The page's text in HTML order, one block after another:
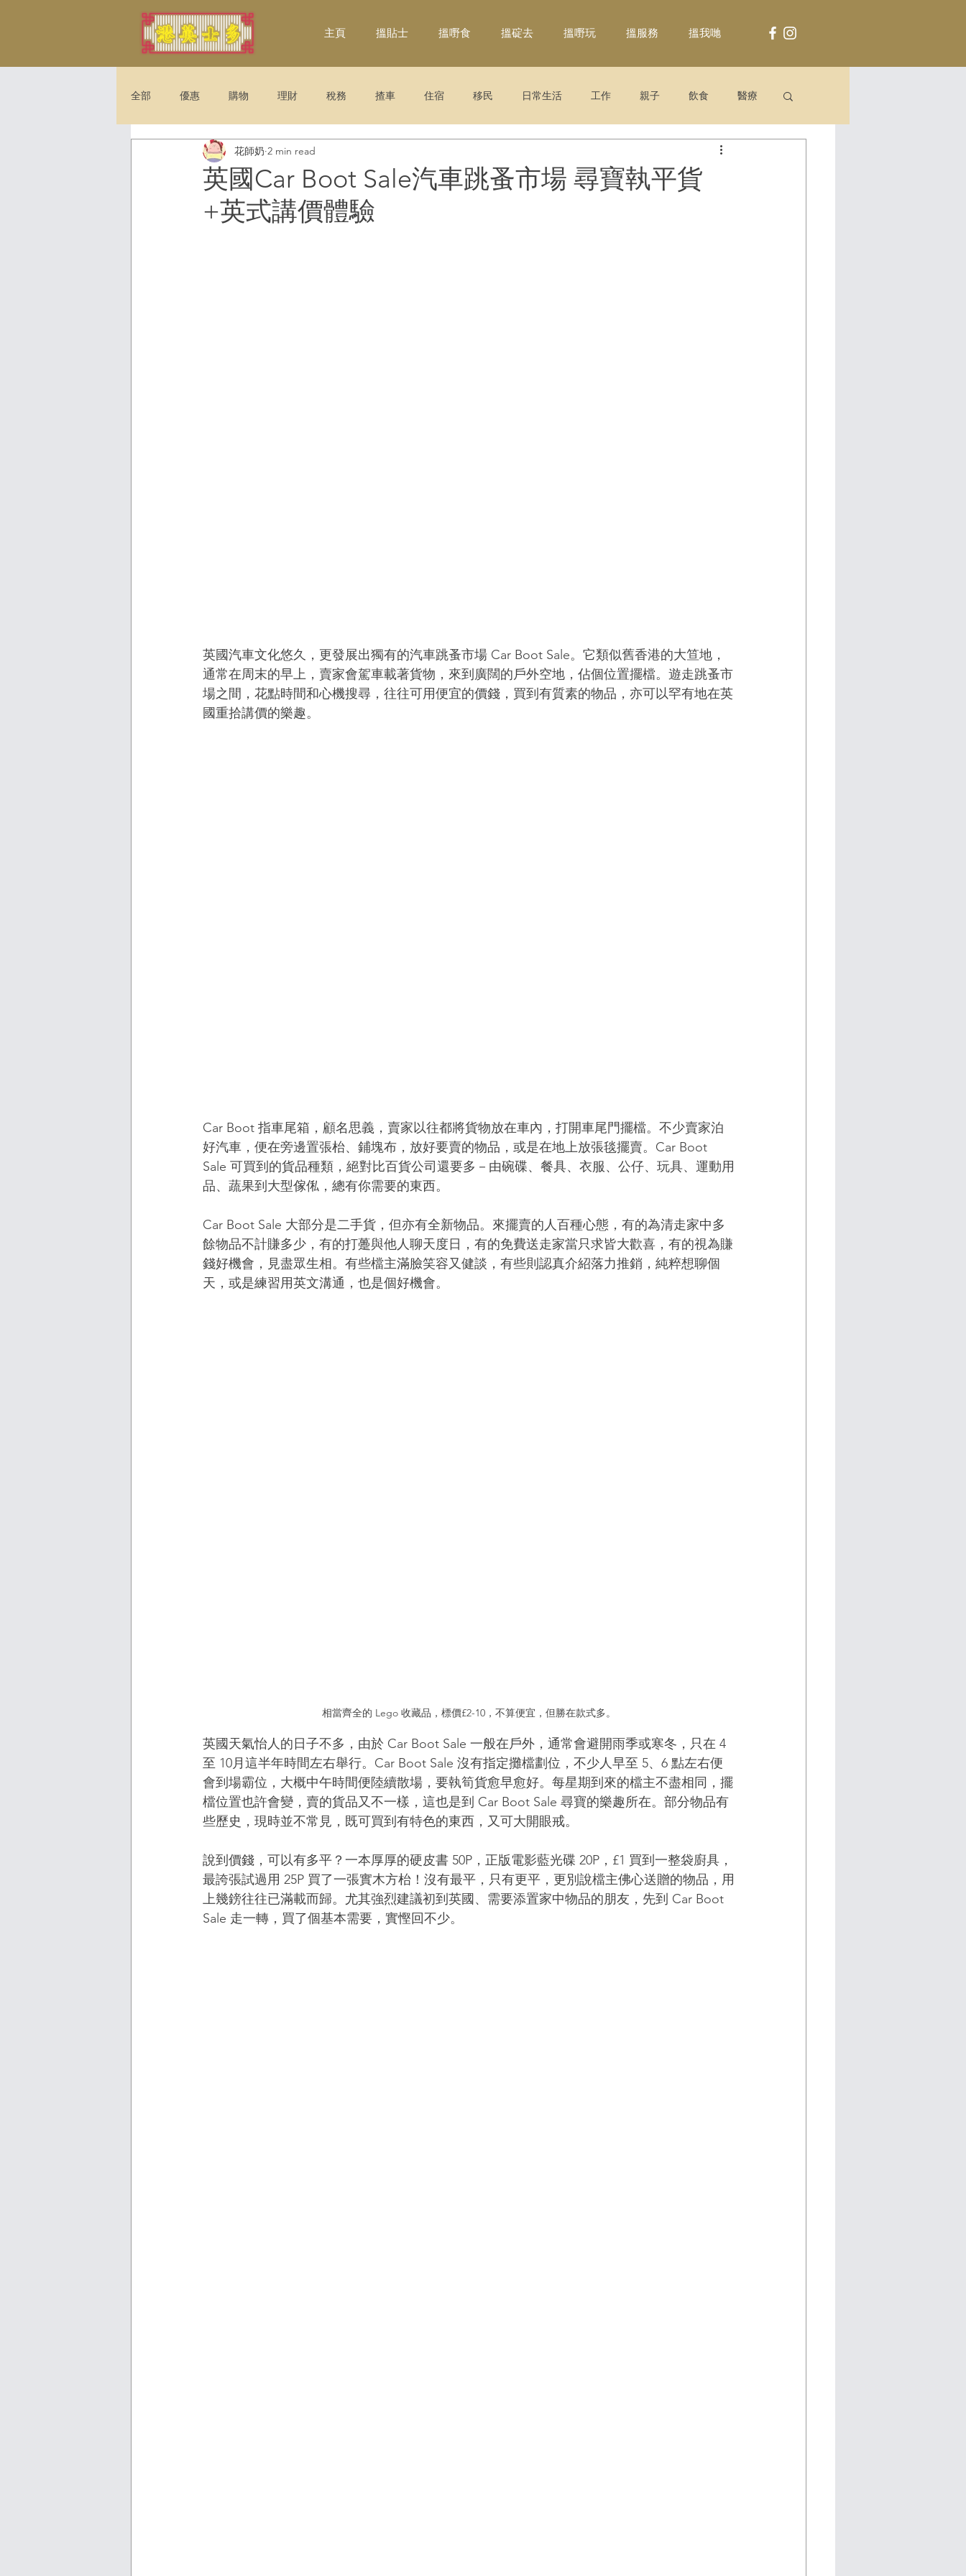
主頁 搵貼士 搵嘢食 搵碇去 搵嘢玩 搵服務 搵我哋
全部 優惠 購物 理財 稅務 揸車 住宿 移民 日常生活 工作 親子 飲食 醫療
娛樂 旅遊
英國Car Boot Sale汽車跳蚤市場 尋寶執平貨
+英式講價體驗
花師奶 2 min read
英國汽車文化悠久，更發展出獨有的汽車跳蚤市場 Car Boot Sale。它類似舊香港的大笪地，
通常在周末的早上，賣家會駕車載著貨物，來到廣闊的戶外空地，佔個位置擺檔。遊走跳蚤市
場之間，花點時間和心機搜尋，往往可用便宜的價錢，買到有質素的物品，亦可以罕有地在英
國重拾講價的樂趣。
Car Boot 指車尾箱，顧名思義，賣家以往都將貨物放在車內，打開車尾門擺檔。不少賣家泊
好汽車，便在旁邊置張枱、鋪塊布，放好要賣的物品，或是在地上放張毯擺賣。Car Boot
Sale 可買到的貨品種類，絕對比百貨公司還要多－由碗碟、餐具、衣服、公仔、玩具、運動用
品、蔬果到大型傢俬，總有你需要的東西。
Car Boot Sale 大部分是二手貨，但亦有全新物品。來擺賣的人百種心態，有的為清走家中多
餘物品不計賺多少，有的打躉與他人聊天度日，有的免費送走家當只求皆大歡喜，有的視為賺
錢好機會，見盡眾生相。有些檔主滿臉笑容又健談，有些則認真介紹落力推銷，純粹想聊個
天，或是練習用英文溝通，也是個好機會。
相當齊全的 Lego 收藏品，標價£2-10，不算便宜，但勝在款式多。
英國天氣怡人的日子不多，由於 Car Boot Sale 一般在戶外，通常會避開雨季或寒冬，只在 4
至 10月這半年時間左右舉行。Car Boot Sale 沒有指定攤檔劃位，不少人早至 5、6 點左右便
會到場霸位，大概中午時間便陸續散場，要執筍貨愈早愈好。每星期到來的檔主不盡相同，擺
檔位置也許會變，賣的貨品又不一樣，這也是到 Car Boot Sale 尋寶的樂趣所在。部分物品有
些歷史，現時並不常見，既可買到有特色的東西，又可大開眼戒。
說到價錢，可以有多平？一本厚厚的硬皮書 50P，正版電影藍光碟 20P，£1 買到一整袋廚具，
最誇張試過用 25P 買了一張實木方枱！沒有最平，只有更平，更別說檔主佛心送贈的物品，用
上幾鎊往往已滿載而歸。尤其強烈建議初到英國、需要添置家中物品的朋友，先到 Car Boot
Sale 走一轉，買了個基本需要，實慳回不少。